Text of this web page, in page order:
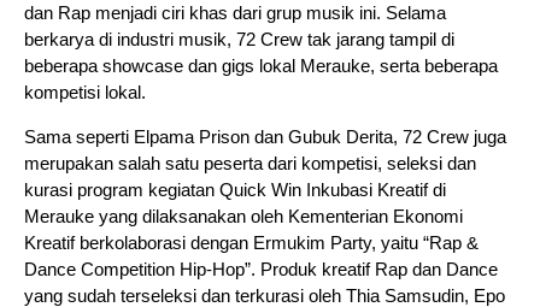
dan Rap menjadi ciri khas dari grup musik ini. Selama
berkarya di industri musik, 72 Crew tak jarang tampil di
beberapa showcase dan gigs lokal Merauke, serta beberapa
kompetisi lokal.
Sama seperti Elpama Prison dan Gubuk Derita, 72 Crew juga
merupakan salah satu peserta dari kompetisi, seleksi dan
kurasi program kegiatan Quick Win Inkubasi Kreatif di
Merauke yang dilaksanakan oleh Kementerian Ekonomi
Kreatif berkolaborasi dengan Ermukim Party, yaitu “Rap &
Dance Competition Hip-Hop”. Produk kreatif Rap dan Dance
yang sudah terseleksi dan terkurasi oleh Thia Samsudin, Epo